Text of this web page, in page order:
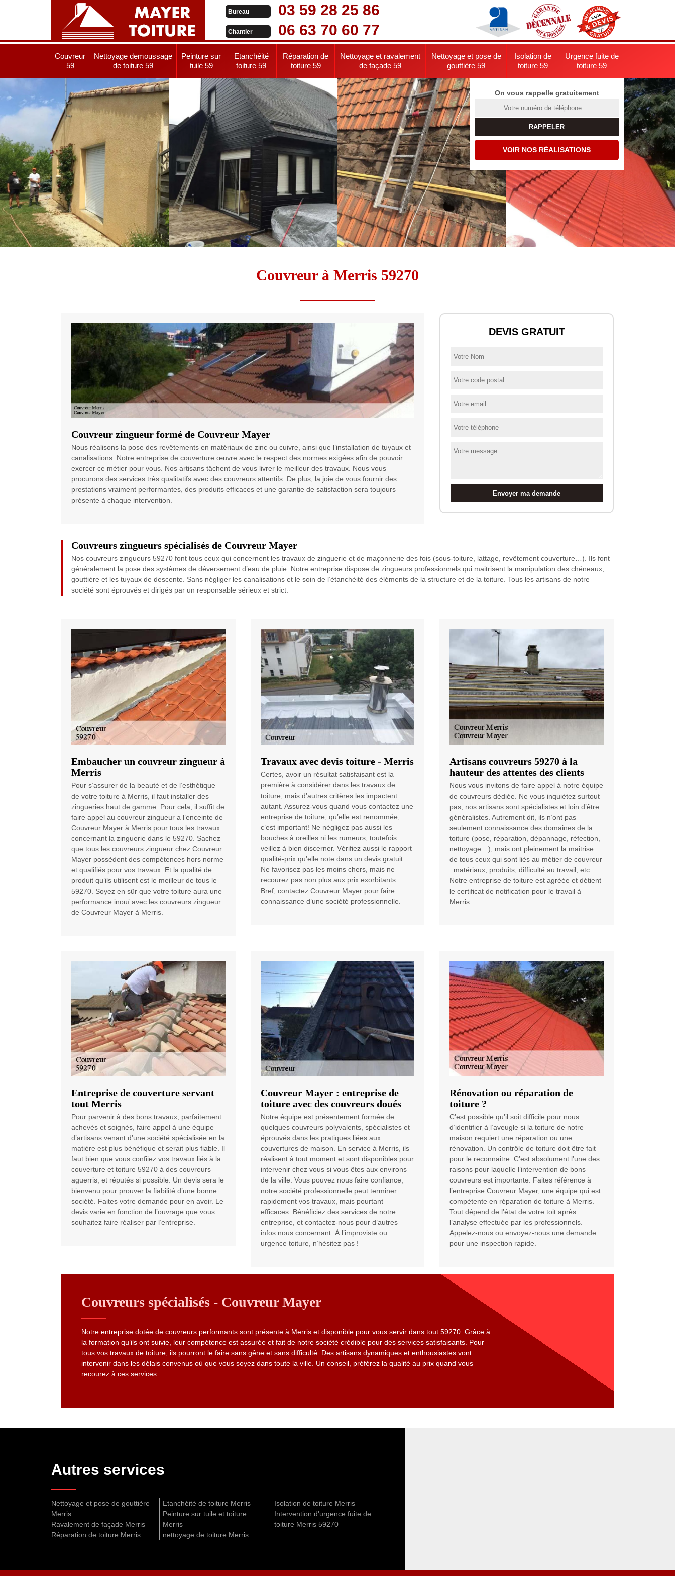
Bureau 03 59 28 25 86
Chantier 06 63 70 60 77
Couvreur
59
Nettoyage demoussage
de toiture 59
Peinture sur
tuile 59
Etanchéité
toiture 59
Réparation de
toiture 59
Nettoyage et ravalement
de façade 59
Nettoyage et pose de
gouttière 59
Isolation de
toiture 59
Urgence fuite de
toiture 59
On vous rappelle gratuitement
VOIR NOS RÉALISATIONS
Couvreur à Merris 59270
Couvreur zingueur formé de Couvreur Mayer
Nous réalisons la pose des revêtements en matériaux de zinc ou cuivre, ainsi que l’installation de tuyaux et
canalisations. Notre entreprise de couverture œuvre avec le respect des normes exigées afin de pouvoir
exercer ce métier pour vous. Nos artisans tâchent de vous livrer le meilleur des travaux. Nous vous
procurons des services très qualitatifs avec des couvreurs attentifs. De plus, la joie de vous fournir des
prestations vraiment performantes, des produits efficaces et une garantie de satisfaction sera toujours
présente à chaque intervention.
DEVIS GRATUIT
Couvreurs zingueurs spécialisés de Couvreur Mayer
Nos couvreurs zingueurs 59270 font tous ceux qui concernent les travaux de zinguerie et de maçonnerie des fois (sous-toiture, lattage, revêtement couverture…). Ils font
généralement la pose des systèmes de déversement d’eau de pluie. Notre entreprise dispose de zingueurs professionnels qui maitrisent la manipulation des chéneaux,
gouttière et les tuyaux de descente. Sans négliger les canalisations et le soin de l’étanchéité des éléments de la structure et de la toiture. Tous les artisans de notre
société sont éprouvés et dirigés par un responsable sérieux et strict.
Embaucher un couvreur zingueur à
Merris
Pour s’assurer de la beauté et de l’esthétique
de votre toiture à Merris, il faut installer des
zingueries haut de gamme. Pour cela, il suffit de
faire appel au couvreur zingueur a l’enceinte de
Couvreur Mayer à Merris pour tous les travaux
concernant la zinguerie dans le 59270. Sachez
que tous les couvreurs zingueur chez Couvreur
Mayer possèdent des compétences hors norme
et qualifiés pour vos travaux. Et la qualité de
produit qu’ils utilisent est le meilleur de tous le
59270. Soyez en sûr que votre toiture aura une
performance inouï avec les couvreurs zingueur
de Couvreur Mayer à Merris.
Travaux avec devis toiture - Merris
Certes, avoir un résultat satisfaisant est la
première à considérer dans les travaux de
toiture, mais d’autres critères les impactent
autant. Assurez-vous quand vous contactez une
entreprise de toiture, qu’elle est renommée,
c’est important! Ne négligez pas aussi les
bouches à oreilles ni les rumeurs, toutefois
veillez à bien discerner. Vérifiez aussi le rapport
qualité-prix qu’elle note dans un devis gratuit.
Ne favorisez pas les moins chers, mais ne
recourez pas non plus aux prix exorbitants.
Bref, contactez Couvreur Mayer pour faire
connaissance d’une société professionnelle.
Artisans couvreurs 59270 à la
hauteur des attentes des clients
Nous vous invitons de faire appel à notre équipe
de couvreurs dédiée. Ne vous inquiétez surtout
pas, nos artisans sont spécialistes et loin d’être
généralistes. Autrement dit, ils n’ont pas
seulement connaissance des domaines de la
toiture (pose, réparation, dépannage, réfection,
nettoyage…), mais ont pleinement la maitrise
de tous ceux qui sont liés au métier de couvreur
: matériaux, produits, difficulté au travail, etc.
Notre entreprise de toiture est agréée et détient
le certificat de notification pour le travail à
Merris.
Entreprise de couverture servant
tout Merris
Pour parvenir à des bons travaux, parfaitement
achevés et soignés, faire appel à une équipe
d’artisans venant d’une société spécialisée en la
matière est plus bénéfique et serait plus fiable. Il
faut bien que vous confiiez vos travaux liés à la
couverture et toiture 59270 à des couvreurs
aguerris, et réputés si possible. Un devis sera le
bienvenu pour prouver la fiabilité d’une bonne
société. Faites votre demande pour en avoir. Le
devis varie en fonction de l’ouvrage que vous
souhaitez faire réaliser par l’entreprise.
Couvreur Mayer : entreprise de
toiture avec des couvreurs doués
Notre équipe est présentement formée de
quelques couvreurs polyvalents, spécialistes et
éprouvés dans les pratiques liées aux
couvertures de maison. En service à Merris, ils
réalisent à tout moment et sont disponibles pour
intervenir chez vous si vous êtes aux environs
de la ville. Vous pouvez nous faire confiance,
notre société professionnelle peut terminer
rapidement vos travaux, mais pourtant
efficaces. Bénéficiez des services de notre
entreprise, et contactez-nous pour d’autres
infos nous concernant. À l’improviste ou
urgence toiture, n’hésitez pas !
Rénovation ou réparation de
toiture ?
C’est possible qu’il soit difficile pour nous
d’identifier à l’aveugle si la toiture de notre
maison requiert une réparation ou une
rénovation. Un contrôle de toiture doit être fait
pour le reconnaitre. C’est absolument l’une des
raisons pour laquelle l’intervention de bons
couvreurs est importante. Faites référence à
l’entreprise Couvreur Mayer, une équipe qui est
compétente en réparation de toiture à Merris.
Tout dépend de l’état de votre toit après
l’analyse effectuée par les professionnels.
Appelez-nous ou envoyez-nous une demande
pour une inspection rapide.
Couvreurs spécialisés - Couvreur Mayer
Notre entreprise dotée de couvreurs performants sont présente à Merris et disponible pour vous servir dans tout 59270. Grâce à
la formation qu’ils ont suivie, leur compétence est assurée et fait de notre société crédible pour des services satisfaisants. Pour
tous vos travaux de toiture, ils pourront le faire sans gêne et sans difficulté. Des artisans dynamiques et enthousiastes vont
intervenir dans les délais convenus où que vous soyez dans toute la ville. Un conseil, préférez la qualité au prix quand vous
recourez à ces services.
Autres services
Nettoyage et pose de gouttière
Merris
Ravalement de façade Merris
Réparation de toiture Merris
Etanchéité de toiture Merris
Peinture sur tuile et toiture
Merris
nettoyage de toiture Merris
Isolation de toiture Merris
Intervention d'urgence fuite de
toiture Merris 59270